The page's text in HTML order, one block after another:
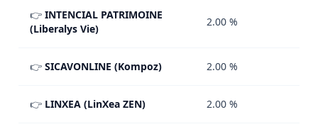
👉 INTENCIAL PATRIMOINE
(Liberalys Vie)
2.00 %
👉 SICAVONLINE (Kompoz) 2.00 %
👉 LINXEA (LinXea ZEN) 2.00 %